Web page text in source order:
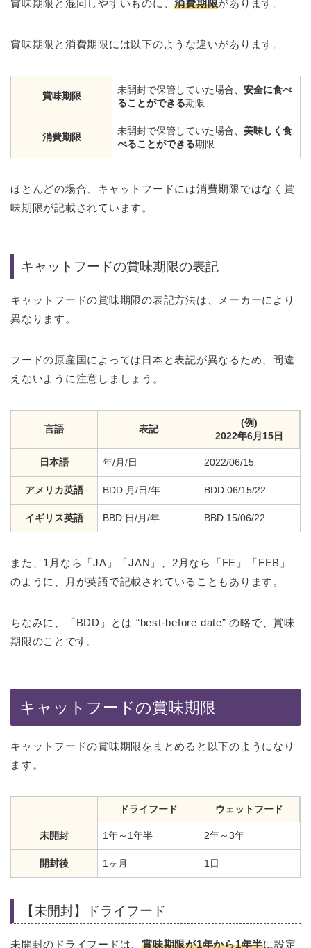
賞味期限と混同しやすいものに、消費期限があります。
賞味期限と消費期限には以下のような違いがあります。
賞味期限
未開封で保管していた場合、 安全に食べ
ることができる期限
消費期限
未開封で保管していた場合、 美味しく食
べることができる期限
ほとんどの場合、キャットフードには消費期限ではなく賞
味期限が記載されています。
キャットフードの賞味期限の表記
キャットフードの賞味期限の表記方法は、メーカーにより
異なります。
フードの原産国によっては日本と表記が異なるため、間違
えないように注意しましょう。
言語 表記
(例)
2022年6月15日
日本語 年/月/日 2022/06/15
アメリカ英語 BDD 月/日/年 BDD 06/15/22
イギリス英語 BBD 日/月/年 BBD 15/06/22
また、1月なら「JA」「JAN」、2月なら「FE」「FEB」
のように、月が英語で記載されていることもあります。
ちなみに、「BDD」とは “best-before date” の略で、賞味
期限のことです。
キャットフードの賞味期限
キャットフードの賞味期限をまとめると以下のようになり
ます。
ドライフード ウェットフード
未開封 1年～1年半 2年～3年
開封後 1ヶ月 1日
【未開封】ドライフード
未開封のドライフードは、賞味期限が1年から1年半に設定